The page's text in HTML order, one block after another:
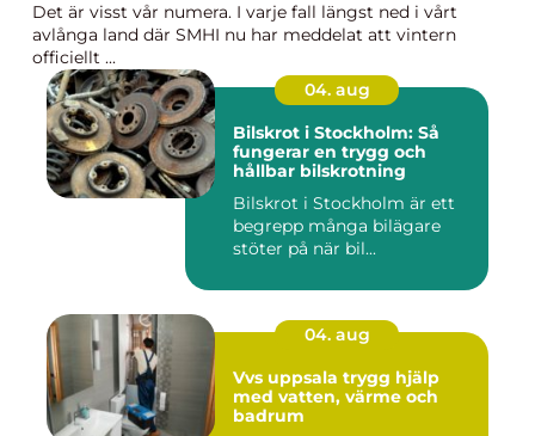
Det är visst vår numera. I varje fall längst ned i vårt
avlånga land där SMHI nu har meddelat att vintern
officiellt ...
04. aug
Bilskrot i Stockholm: Så
fungerar en trygg och
hållbar bilskrotning
Bilskrot i Stockholm är ett
begrepp många bilägare
stöter på när bil...
04. aug
Vvs uppsala trygg hjälp
med vatten, värme och
badrum